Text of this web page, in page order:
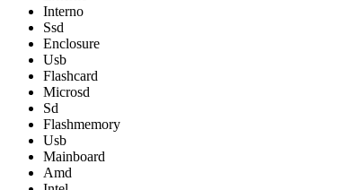
Interno
Ssd
Enclosure
Usb
Flashcard
Microsd
Sd
Flashmemory
Usb
Mainboard
Amd